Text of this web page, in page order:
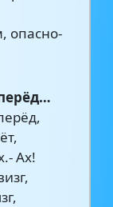
опасно-
Ах!